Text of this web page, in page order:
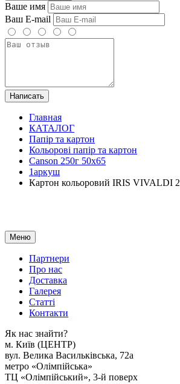
Ваше имя
Ваш E-mail
Написать
Главная
КАТАЛОГ
Папір та картон
Кольорові папір та картон
Canson 250г 50х65
1аркуш
Картон кольоровий IRIS
Меню
Партнери
Про нас
Доставка
Галерея
Статтi
Контакти
Як наc знайти?
м. Киïв (ЦЕНТР)
вул. Велика Васильківська, 72а
метро «Олімпійська»
ТЦ «Олімпійський», 3-й поверх